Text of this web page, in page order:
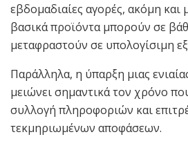
εβδομαδιαίες αγορές, ακόμη και
βασικά προϊόντα μπορούν σε
μεταφραστούν σε υπολογίσιμη
Παράλληλα, η ύπαρξη μιας
μειώνει σημαντικά τον χρόνο
συλλογή πληροφοριών και
τεκμηριωμένων αποφάσεων.